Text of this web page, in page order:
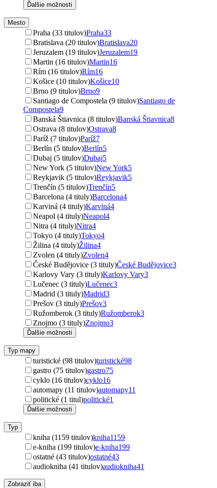
Ďalšie možnosti
Mesto
Praha (33 titulov)Praha33
Bratislava (20 titulov)Bratislava20
Jeruzalem (19 titulov)Jeruzalem19
Martin (16 titulov)Martin16
Rím (16 titulov)Rím16
Košice (10 titulov)Košice10
Brno (9 titulov)Brno9
Santiago de Compostela (9 titulov)Santiago de
Compostela9
Banská Štiavnica (8 titulov)Banská Štiavnica8
Ostrava (8 titulov)Ostrava8
Paríž (7 titulov)Paríž7
Berlín (5 titulov)Berlín5
Dubaj (5 titulov)Dubaj5
New York (5 titulov)New York5
Reykjavik (5 titulov)Reykjavik5
Trenčín (5 titulov)Trenčín5
Barcelona (4 tituly)Barcelona4
Karviná (4 tituly)Karviná4
Neapol (4 tituly)Neapol4
Nitra (4 tituly)Nitra4
Tokyo (4 tituly)Tokyo4
Žilina (4 tituly)Žilina4
Zvolen (4 tituly)Zvolen4
České Budějovice (3 tituly)České Budějovice3
Karlovy Vary (3 tituly)Karlovy Vary3
Lučenec (3 tituly)Lučenec3
Madrid (3 tituly)Madrid3
Prešov (3 tituly)Prešov3
Ružomberok (3 tituly)Ružomberok3
Znojmo (3 tituly)Znojmo3
Ďalšie možnosti
Typ mapy
turistické (98 titulov)turistické98
gastro (75 titulov)gastro75
cyklo (16 titulov)cyklo16
automapy (11 titulov)automapy11
politické (1 titul)politické1
Ďalšie možnosti
Typ
kniha (1159 titulov)kniha1159
e-kniha (199 titulov)e-kniha199
ostatné (43 titulov)ostatné43
audiokniha (41 titulov)audiokniha41
Zobraziť iba